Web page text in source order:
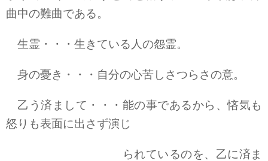
曲中の難曲である。
生霊・・・生きている人の怨霊。
身の憂き・・・自分の心苦しさつらさの意。
乙う済まして・・・能の事であるから、悋気も
怒りも表面に出さず演じ
られているのを、乙に済ま